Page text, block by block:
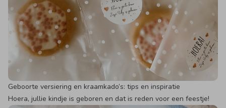
Geboorte versiering en kraamkado’s: tips en inspiratie
Hoera, jullie kindje is geboren en dat is reden voor een feestje!